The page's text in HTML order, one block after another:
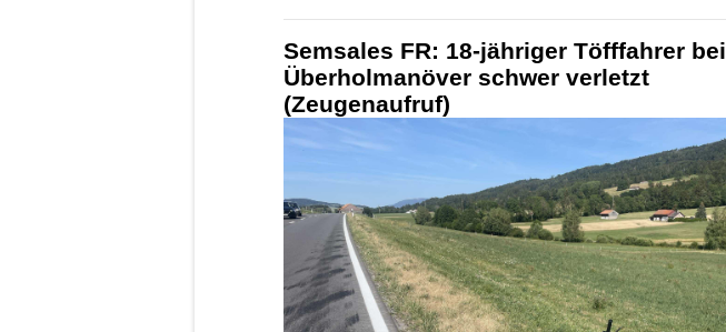
Semsales FR: 18-jähriger Töfffahrer bei
Überholmanöver schwer verletzt
(Zeugenaufruf)